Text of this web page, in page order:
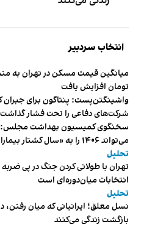
انتخاب سردبیر
تومان افزایش یافت
واشینگتن‌پست: پنتاگون برای جبران
شرکت‌های دفاعی را تحت فشار گذاشت
سخنگوی کمیسیون بهداشت مجلس:
می‌تواند ۱۴۰۶ را به «سال کشتار بیماران» تبدیل کند
تحلیل
تهران با طولانی کردن جنگ در پی
انتخابات میان‌دوره‌ای است
تحلیل
نسل معلق؛ ایرانیانی که میان
بازگشت زندگی می‌کنند